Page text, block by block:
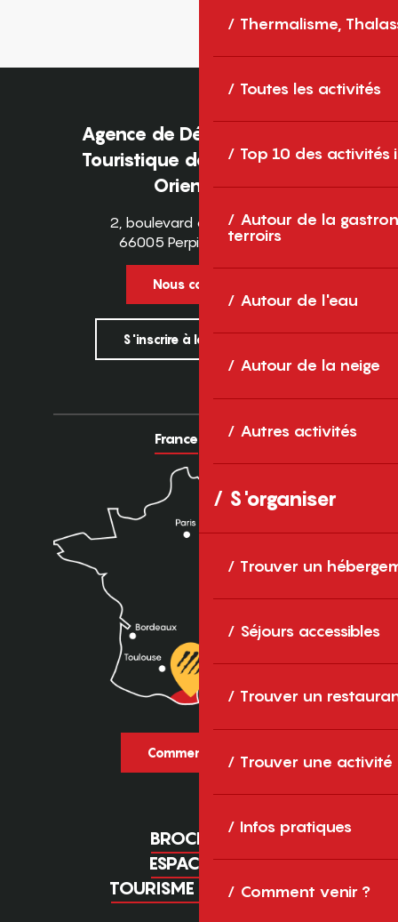
Thermalisme,
Toutes les activités
Top 10 des activités
Autour de la
terroirs
Autour de l'eau
Autour de la neige
Autres activités
S'organiser
Trouver un
Séjours accessibles
Trouver un
Trouver une activité
Infos pratiques
Comment venir ?
Agence de Développement
Touristique des Pyrénées-
Orientales
2, boulevard des Pyrénées
66005 Perpignan Cedex
Nous contacter
S'inscrire à la newsletter
France Europe
Comment venir ?
BROCHURES
ESPACE PRO
TOURISME D'AFFAIRES